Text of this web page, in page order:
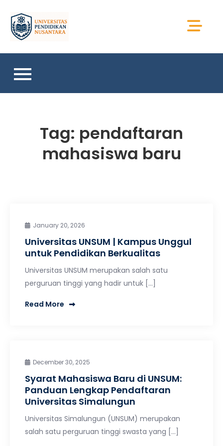
content
Tag: pendaftaran
mahasiswa baru
January 20, 2026
Universitas UNSUM | Kampus Unggul
untuk Pendidikan Berkualitas
Universitas UNSUM merupakan salah satu
perguruan tinggi yang hadir untuk […]
Read More
December 30, 2025
Syarat Mahasiswa Baru di UNSUM:
Panduan Lengkap Pendaftaran
Universitas Simalungun
Universitas Simalungun (UNSUM) merupakan
salah satu perguruan tinggi swasta yang […]